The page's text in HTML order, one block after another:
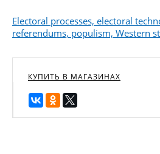
Electoral processes, electoral
referendums, populism, Western
КУПИТЬ В МАГАЗИНАХ